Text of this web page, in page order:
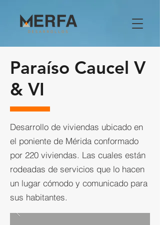
Desarrollo de viviendas ubicado en
el poniente de Mérida conformado
por 220 viviendas. Las cuales están
rodeadas de servicios que lo hacen
un lugar cómodo y comunicado para
sus habitantes.
Paraíso Caucel V
& VI